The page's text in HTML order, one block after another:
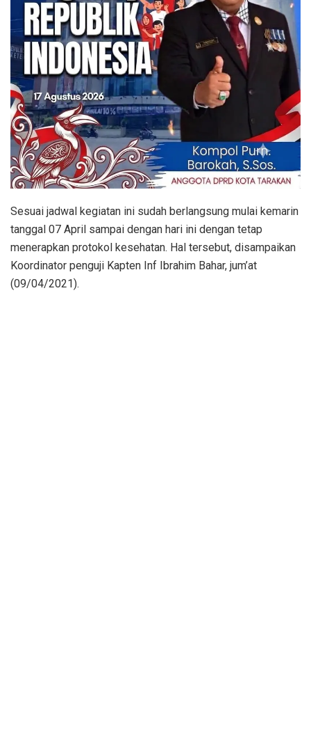
Sesuai jadwal kegiatan ini sudah berlangsung mulai kemarin
tanggal 07 April sampai dengan hari ini dengan tetap
menerapkan protokol kesehatan. Hal tersebut, disampaikan
Koordinator penguji Kapten Inf Ibrahim Bahar, jum’at
(09/04/2021).